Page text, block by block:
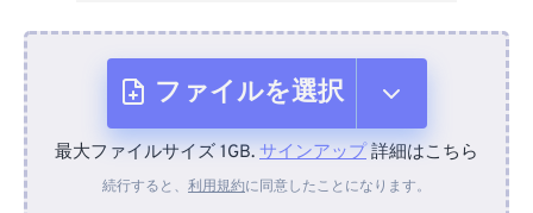
ファイルを選択
デバイスから
最大ファイルサイズ 1GB. サインアップ詳細はこちら
続行すると、 利用規約に同意したことになります。